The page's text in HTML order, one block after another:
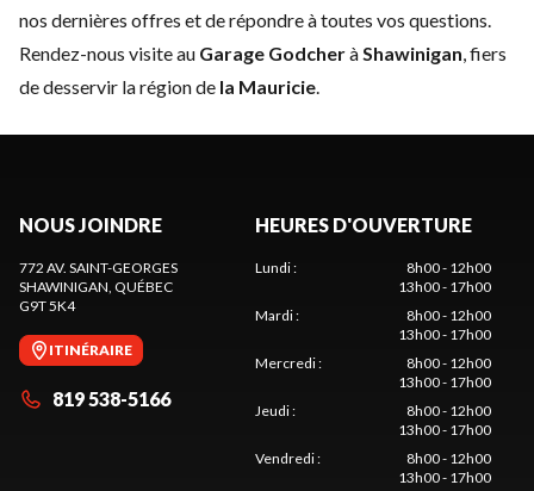
nos dernières offres et de répondre à toutes vos questions.
Rendez-nous visite au Garage GodcheràShawinigan, fiers
de desservir la région de la Mauricie.
NOUS JOINDRE
772 AV. SAINT-GEORGES
SHAWINIGAN, QUÉBEC
G9T 5K4
ITINÉRAIRE
819 538-5166
HEURES D'OUVERTURE
Lundi:
8h00 - 12h00
13h00 - 17h00
Mardi:
8h00 - 12h00
13h00 - 17h00
Mercredi:
8h00 - 12h00
13h00 - 17h00
Jeudi:
8h00 - 12h00
13h00 - 17h00
Vendredi:
8h00 - 12h00
13h00 - 17h00